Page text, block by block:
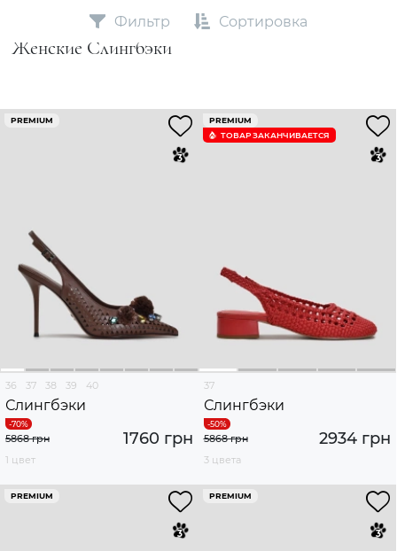
Женские Слингбэки
Фильтр Сортировка
PREMIUM
36 37 38 39 40
Слингбэки
1760 грн
5868 грн
1 цвет
PREMIUM
ТОВАР ЗАКАНЧИВАЕТСЯ
37
Слингбэки
2934 грн
5868 грн
3 цвета
PREMIUM PREMIUM